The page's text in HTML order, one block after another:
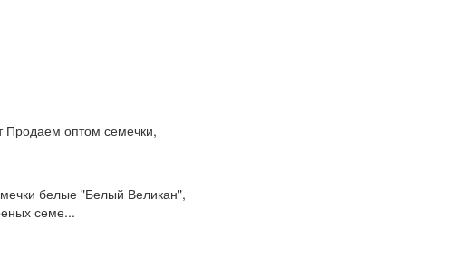
Продаем оптом семечки,
белые "Белый Великан",
семе...